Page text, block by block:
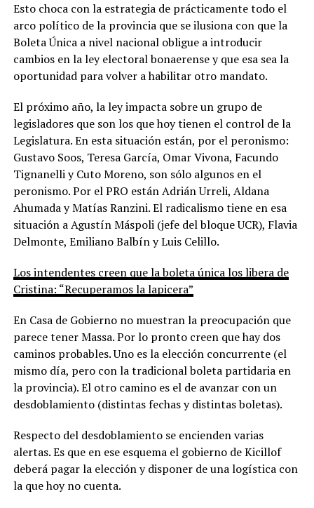
Esto choca con la estrategia de prácticamente todo el
arco político de la provincia que se ilusiona con que la
Boleta Única a nivel nacional obligue a introducir
cambios en la ley electoral bonaerense y que esa sea la
oportunidad para volver a habilitar otro mandato.
El próximo año, la ley impacta sobre un grupo de
legisladores que son los que hoy tienen el control de la
Legislatura. En esta situación están, por el peronismo:
Gustavo Soos, Teresa García, Omar Vivona, Facundo
Tignanelli y Cuto Moreno, son sólo algunos en el
peronismo. Por el PRO están Adrián Urreli, Aldana
Ahumada y Matías Ranzini. El radicalismo tiene en esa
situación a Agustín Máspoli (jefe del bloque UCR), Flavia
Delmonte, Emiliano Balbín y Luis Celillo.
Los intendentes creen que la boleta única los libera de
Cristina: “Recuperamos la lapicera”
En Casa de Gobierno no muestran la preocupación que
parece tener Massa. Por lo pronto creen que hay dos
caminos probables. Uno es la elección concurrente (el
mismo día, pero con la tradicional boleta partidaria en
la provincia). El otro camino es el de avanzar con un
desdoblamiento (distintas fechas y distintas boletas).
Respecto del desdoblamiento se encienden varias
alertas. Es que en ese esquema el gobierno de Kicillof
deberá pagar la elección y disponer de una logística con
la que hoy no cuenta.